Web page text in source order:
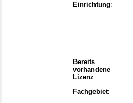
Einrichtung:
Bereits
vorhandene
Lizenz:
Fachgebiet: